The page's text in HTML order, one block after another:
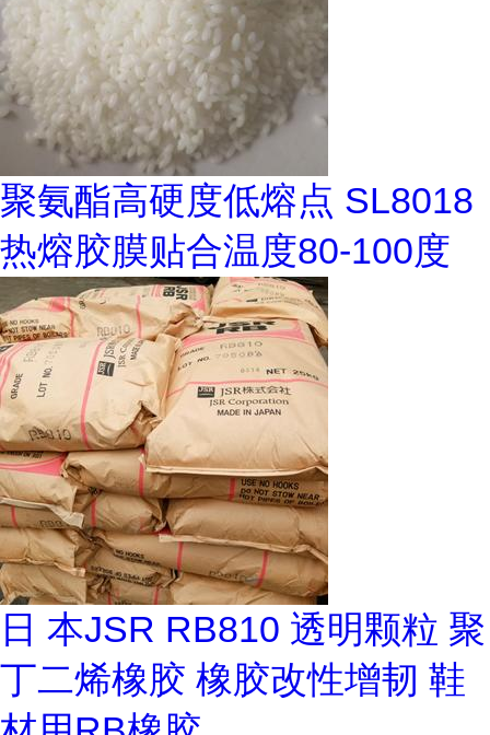
聚氨酯高硬度低熔点 SL8018
热熔胶膜贴合温度80-100度
日 本JSR RB810 透明颗粒 聚
丁二烯橡胶 橡胶改性增韧 鞋